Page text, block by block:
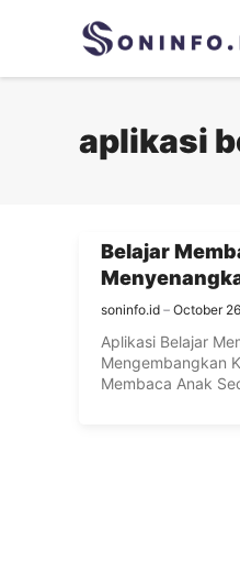
aplikasi
Belajar
Aplikasi
Anak
soninfo.id October
Aplikasi Belajar
Mengembangkan
Membaca Anak